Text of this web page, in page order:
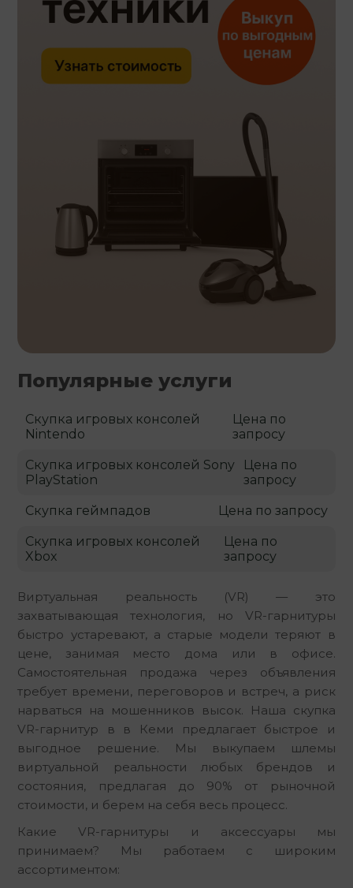
Виртуальная реальность (VR) — это
захватывающая технология, но VR-гарнитуры
быстро устаревают, а старые модели теряют в
цене, занимая место дома или в офисе.
Самостоятельная продажа через объявления
требует времени, переговоров и встреч, а риск
нарваться на мошенников высок. Наша скупка
VR-гарнитур в в Кеми предлагает быстрое и
выгодное решение. Мы выкупаем шлемы
виртуальной реальности любых брендов и
состояния, предлагая до 90% от рыночной
стоимости, и берем на себя весь процесс.
Какие VR-гарнитуры и аксессуары мы
принимаем? Мы работаем с широким
ассортиментом:
Популярные услуги
Скупка игровых консолей
Nintendo
Цена по
запросу
Скупка игровых консолей Sony
PlayStation
Цена по
запросу
Скупка геймпадов Цена по запросу
Скупка игровых консолей
Xbox
Цена по
запросу